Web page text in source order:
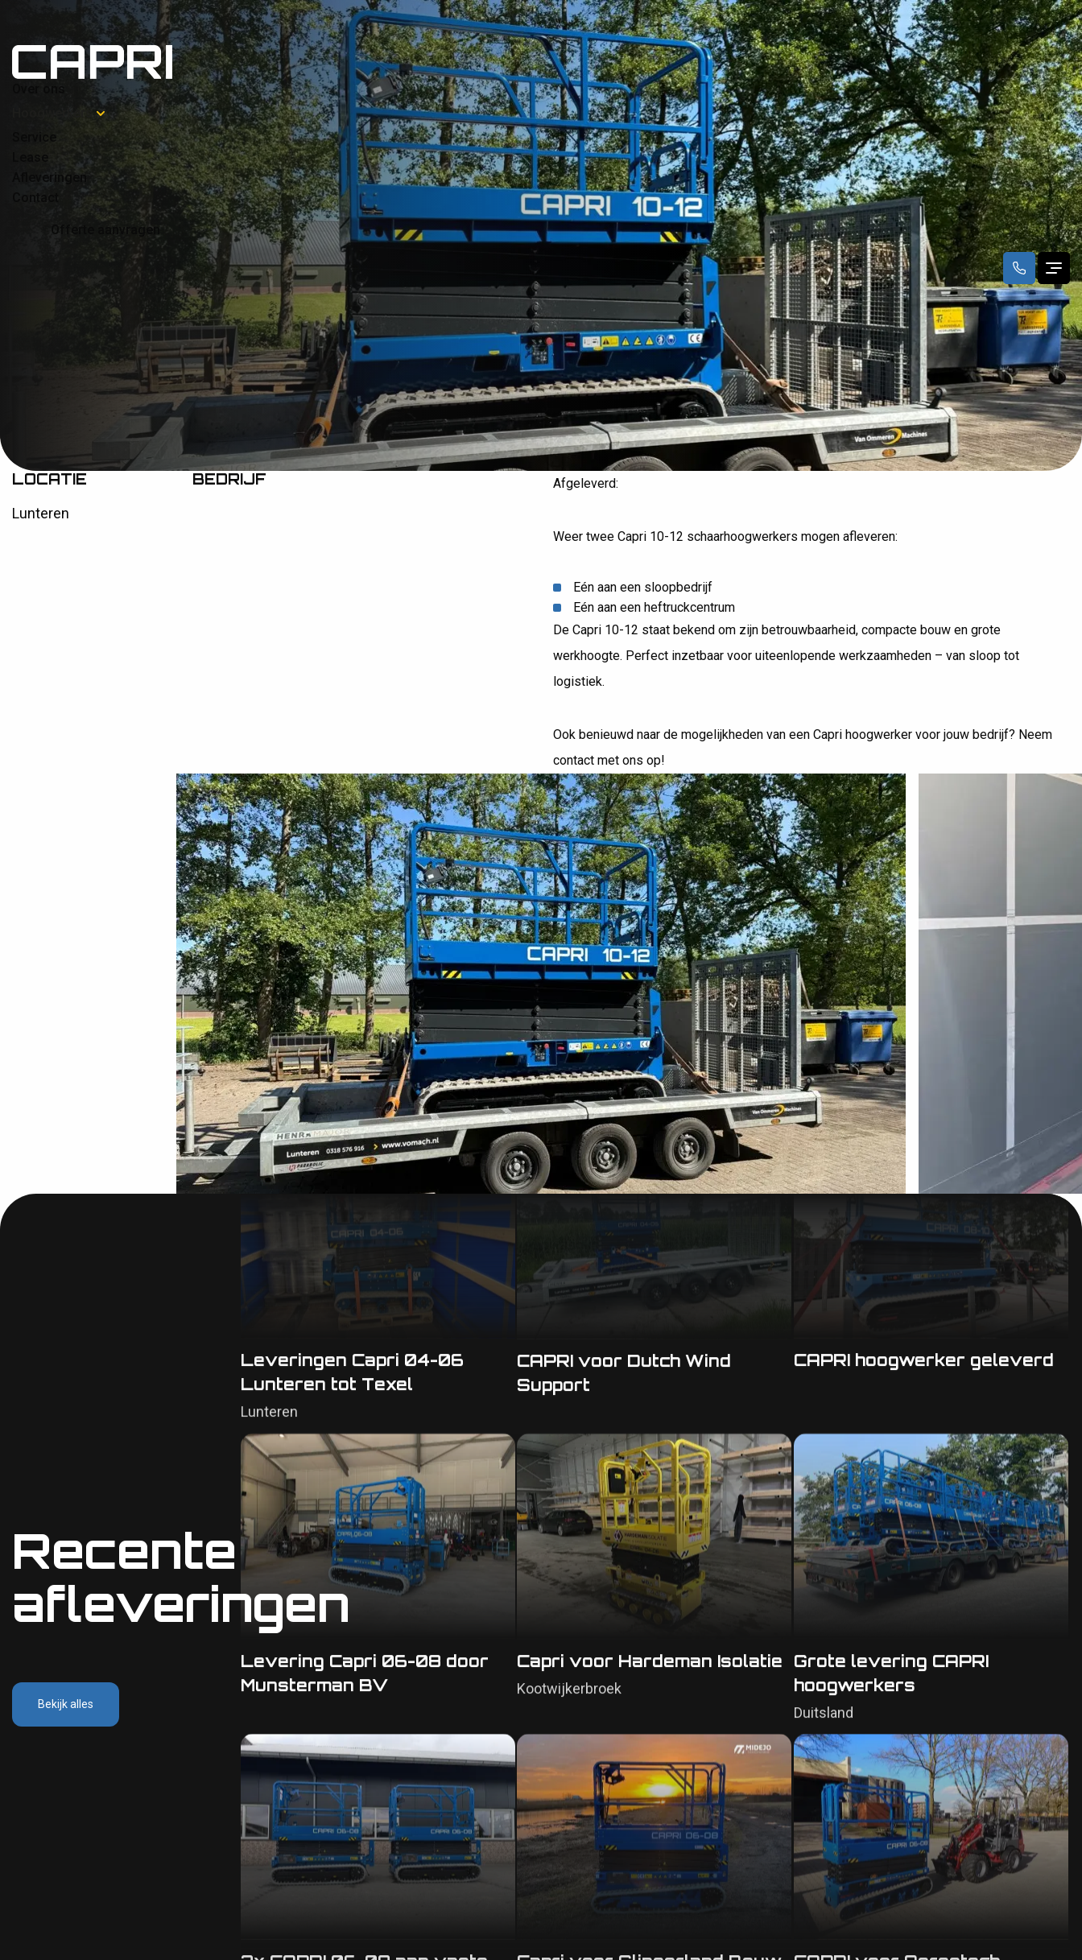
Over ons
Service
Afleveringen
Contact
Offerte aanvragen
CHOME AFLEVERINGEN AFGELEVERD 2X CAPRI 10-12
LOCATIE
Lunteren
BEDRIJF Afgeleverd:
Weer twee Capri 10-12 schaarhoogwerkers mogen afleveren:
Eén aan een sloopbedrijf
Eén aan een heftruckcentrum
De Capri 10-12 staat bekend om zijn betrouwbaarheid, compacte bouw en grote
werkhoogte. Perfect inzetbaar voor uiteenlopende werkzaamheden – van sloop tot
logistiek.
Ook benieuwd naar de mogelijkheden van een Capri hoogwerker voor jouw bedrijf? Neem
contact met ons op!
Recente
afleveringen
Bekijk alles
Leveringen Capri 04-06
Lunteren tot Texel
Lunteren
Levering Capri 06-08 door
Munsterman BV
klant
04-06 Donselaar
Lunteren
Leveringen Capri 04-06
Lunteren tot Texel
Lunteren
Levering Capri 06-08 door
Munsterman BV
CAPRI voor Dutch Wind
Support
Capri voor Hardeman Isolatie
Kootwijkerbroek
Capri voor Slingerland Bouw
Streefkerk
Capri voor Gerrits & Zn
Meesterschilders
Enschede
CAPRI voor Dutch Wind
Support
Capri voor Hardeman Isolatie
Kootwijkerbroek
CAPRI hoogwerker geleverd
Grote levering CAPRI
Ede
CAPRI hoogwerkers geleverd
CAPRI hoogwerker geleverd
Grote levering CAPRI
hoogwerkers
Duitsland